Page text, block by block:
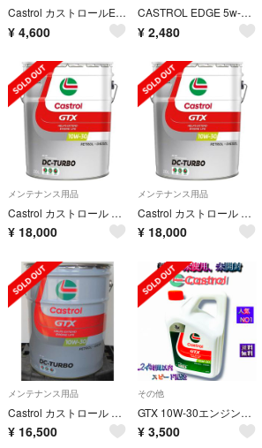
Castrol カストロールEDGE 5w-30 SP 3L 1缶
¥ 4,600
CASTROL EDGE 5w-30 LL 1リットル 1L
¥ 2,480
メンテナンス用品
Castrol カストロール GTX DC-TURBO 10Ｗ-30 20L
¥ 18,000
メンテナンス用品
Castrol カストロール GTX DC-TURBO 10Ｗ-30 20L
¥ 18,000
メンテナンス用品
Castrol カストロール GTX DC-TURBO 10Ｗ-30 20L
¥ 16,500
その他
GTX 10W-30エンジンオイル正規品 ！ガソリン高保護 長寿命 コスパ最強
¥ 3,500